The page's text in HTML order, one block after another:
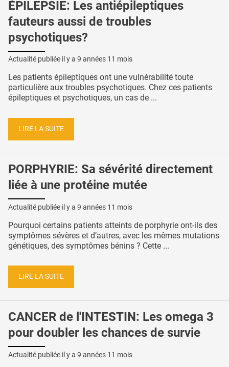
ÉPILEPSIE: Les antiépileptiques
fauteurs aussi de troubles
psychotiques?
Actualité publiée il y a 9 années 11 mois
Les patients épileptiques ont une vulnérabilité toute
particulière aux troubles psychotiques. Chez ces patients
épileptiques et psychotiques, un cas de ...
LIRE LA SUITE
PORPHYRIE: Sa sévérité directement
liée à une protéine mutée
Actualité publiée il y a 9 années 11 mois
Pourquoi certains patients atteints de porphyrie ont-ils des
symptômes sévères et d’autres, avec les mêmes mutations
génétiques, des symptômes bénins ? Cette ...
LIRE LA SUITE
CANCER de l'INTESTIN: Les omega 3
pour doubler les chances de survie
Actualité publiée il y a 9 années 11 mois